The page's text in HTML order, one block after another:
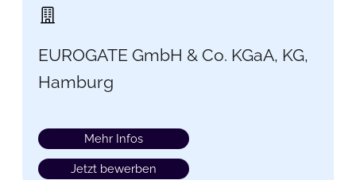
EUROGATE GmbH & Co. KGaA, KG,
Hamburg
Mehr Infos
Jetzt bewerben